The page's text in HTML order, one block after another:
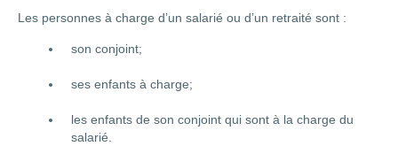
Les personnes à charge d’un salarié ou d’un retraité sont :
son conjoint;
ses enfants à charge;
les enfants de son conjoint qui sont à la charge du
salarié.